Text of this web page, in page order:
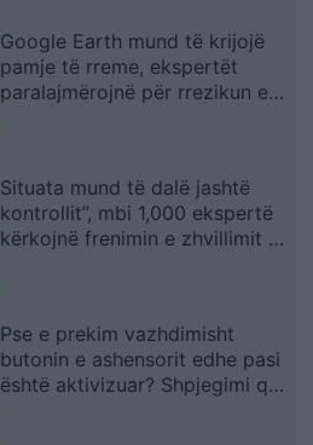
Google Earth mund të krijojë
pamje të rreme, ekspertët
paralajmërojnë për rrezikun e
Situata mund të dalë jashtë
kontrollit”, mbi 1,000 ekspertë
kërkojnë frenimin e zhvillimit të
Pse e prekim vazhdimisht
butonin e ashensorit edhe pasi
është aktivizuar? Shpjegimi që